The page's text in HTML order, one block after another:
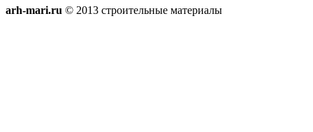
arh-mari.ru © 2013 строительные материалы